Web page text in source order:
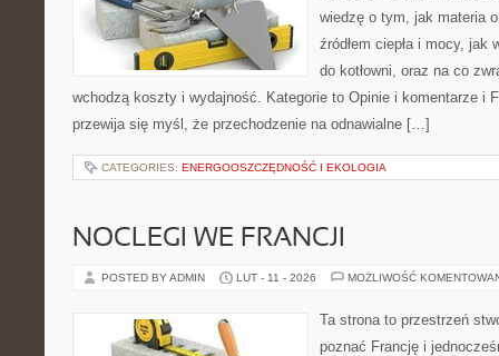
wiedzę o tym, jak materia
źródłem ciepła i mocy, jak
do kotłowni, oraz na co
wchodzą koszty i wydajność. Kategorie to Opinie i komentarze i
przewija się myśl, że przechodzenie na odnawialne […]
CATEGORIES: ENERGOOSZCZĘDNOŚĆ I EKOLOGIA
NOCLEGI WE FRANCJI
POSTED BY ADMIN LUT - 11 - 2026 MOŻLIWOŚĆ
Ta strona to przestrzeń
poznać Francję i